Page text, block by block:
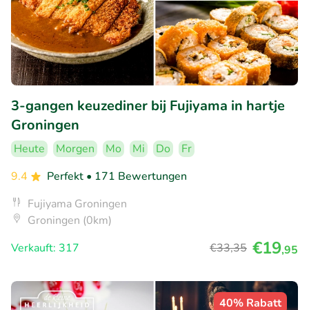
3-gangen keuzediner bij Fujiyama in hartje
Groningen
Heute Morgen Mo Mi Do
Fr
9.4
Perfekt • 171 Bewertungen
Fujiyama Groningen
Groningen (0km)
Verkauft: 317
€33,35 €19,95
40% Rabatt